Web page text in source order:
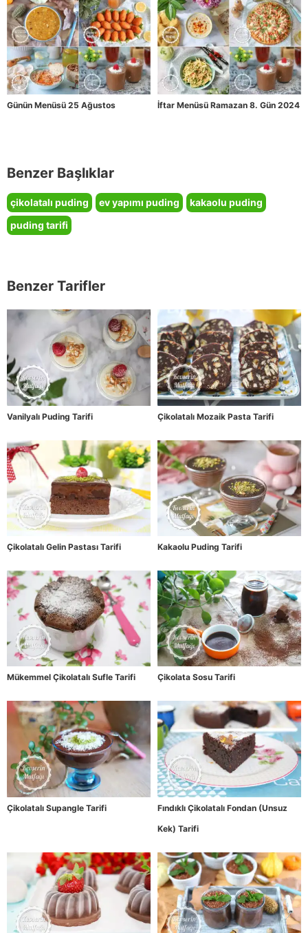
Günün Menüsü 25 Ağustos İftar Menüsü Ramazan 8. Gün 2024
Benzer Başlıklar
çikolatalı puding ev yapımı puding
kakaolu puding
puding tarifi
Benzer Tarifler
Vanilyalı Puding Tarifi Çikolatalı Mozaik Pasta Tarifi
Çikolatalı Gelin Pastası Tarifi Kakaolu Puding Tarifi
Mükemmel Çikolatalı Sufle Tarifi Çikolata Sosu Tarifi
Çikolatalı Supangle Tarifi
Fındıklı Çikolatalı Fondan (Unsuz
Kek) Tarifi